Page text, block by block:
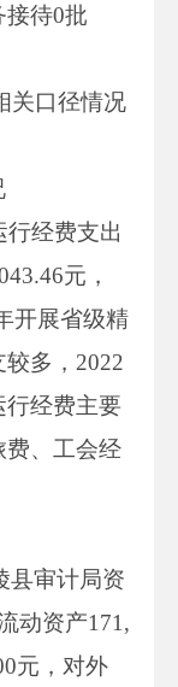
待0批
关口径情况
行经费支出
元，
开展省级精
多，2022
经费主要
费、工会经
县审计局资
动资产171,
元，对外